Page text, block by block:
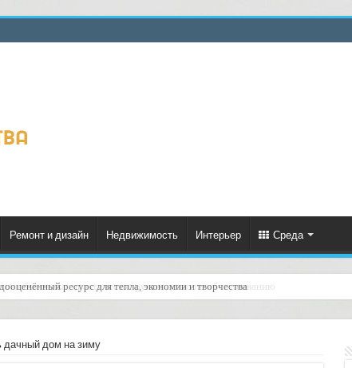
Ремонт и дизайн Недвижимость Интерьер Среда
ресурс для тепла, экономии и творчества
дачный дом на зиму